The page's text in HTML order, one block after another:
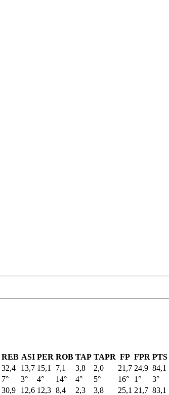
REB ASI PER ROB TAP TAPR FP FPR PTS
32,4 13,7 15,1 7,1 3,8 2,0 21,7 24,9 84,1
7° 3° 4° 14° 4° 5° 16° 1° 3°
30,9 12,6 12,3 8,4 2,3 3,8 25,1 21,7 83,1